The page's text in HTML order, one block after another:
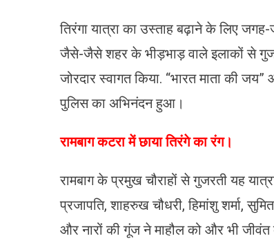
तिरंगा यात्रा का उस्ताह बढ़ाने के लिए
जैसे-जैसे शहर के भीड़भाड़ वाले इलाकों से
जोरदार स्वागत किया. “भारत माता की
पुलिस का अभिनंदन हुआ।
रामबाग कटरा में छाया तिरंगे का रंग।
रामबाग के प्रमुख चौराहों से गुजरती यह
प्रजापति, शाहरुख चौधरी, हिमांशु शर्मा,
और नारों की गूंज ने माहौल को और भी जीवंत